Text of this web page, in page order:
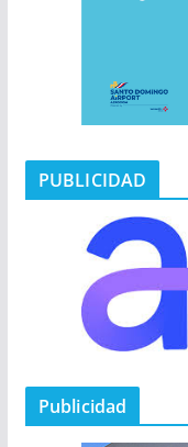
PUBLICIDAD
Publicidad